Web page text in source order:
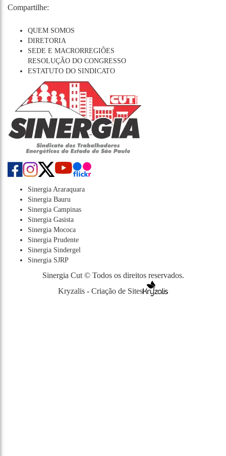
Compartilhe:
QUEM SOMOS
DIRETORIA
SEDE E MACRORREGIÕES
RESOLUÇÃO DO CONGRESSO
ESTATUTO DO SINDICATO
Sinergia Araraquara
Sinergia Bauru
Sinergia Campinas
Sinergia Gasista
Sinergia Mococa
Sinergia Prudente
Sinergia Sindergel
Sinergia SJRP
Sinergia Cut © Todos os direitos reservados.
Kryzalis - Criação de Sites